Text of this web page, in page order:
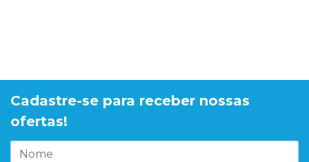
Cadastre-se para receber nossas
ofertas!